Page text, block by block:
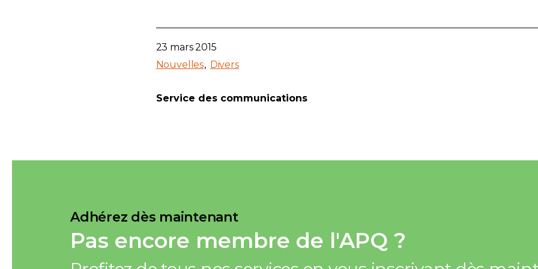
23 mars 2015
Nouvelles
Divers
Service des communications
Adhérez dès maintenant
Pas encore membre de l'APQ ?